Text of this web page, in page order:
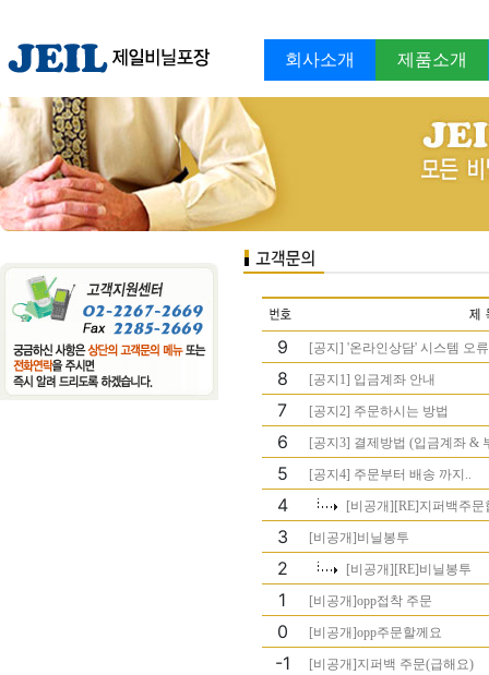
회사소개 제품소개
9 [공지] '온라인상담' 시스템 오류
8 [공지1] 입금계좌 안내
7 [공지2] 주문하시는 방법
6 [공지3] 결제방법 (입금계좌 &
5 [공지4] 주문부터 배송 까지..
4 [비공개][RE]지퍼백주문
3 [비공개]비닐봉투
2 [비공개][RE]비닐봉투
1 [비공개]opp접착 주문
0 [비공개]opp주문할께요
-1 [비공개]지퍼백 주문(급해요)